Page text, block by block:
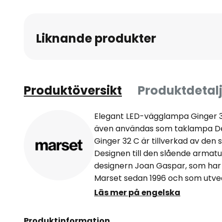
Liknande produkter
Produktöversikt
Elegant LED-vägglampa
även användas som taklampa
Ginger 32 C är tillverkad av den
Designen till den slående
designern Joan Gaspar, som
Marset sedan 1996 och som
företaget.Med LED-
uppfyller både de
Läs mer på engelska